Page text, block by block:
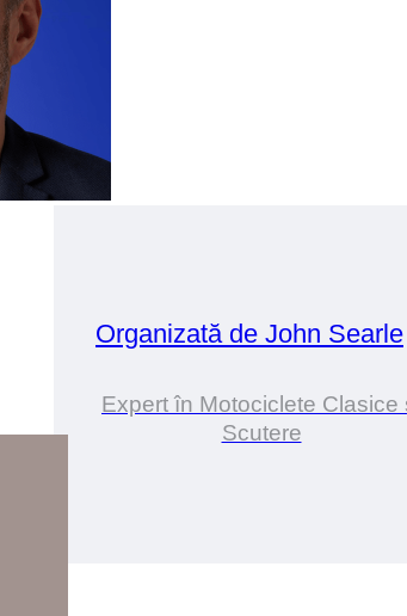
Organizată de John Searle
Expert în Motociclete Clasice
Scutere